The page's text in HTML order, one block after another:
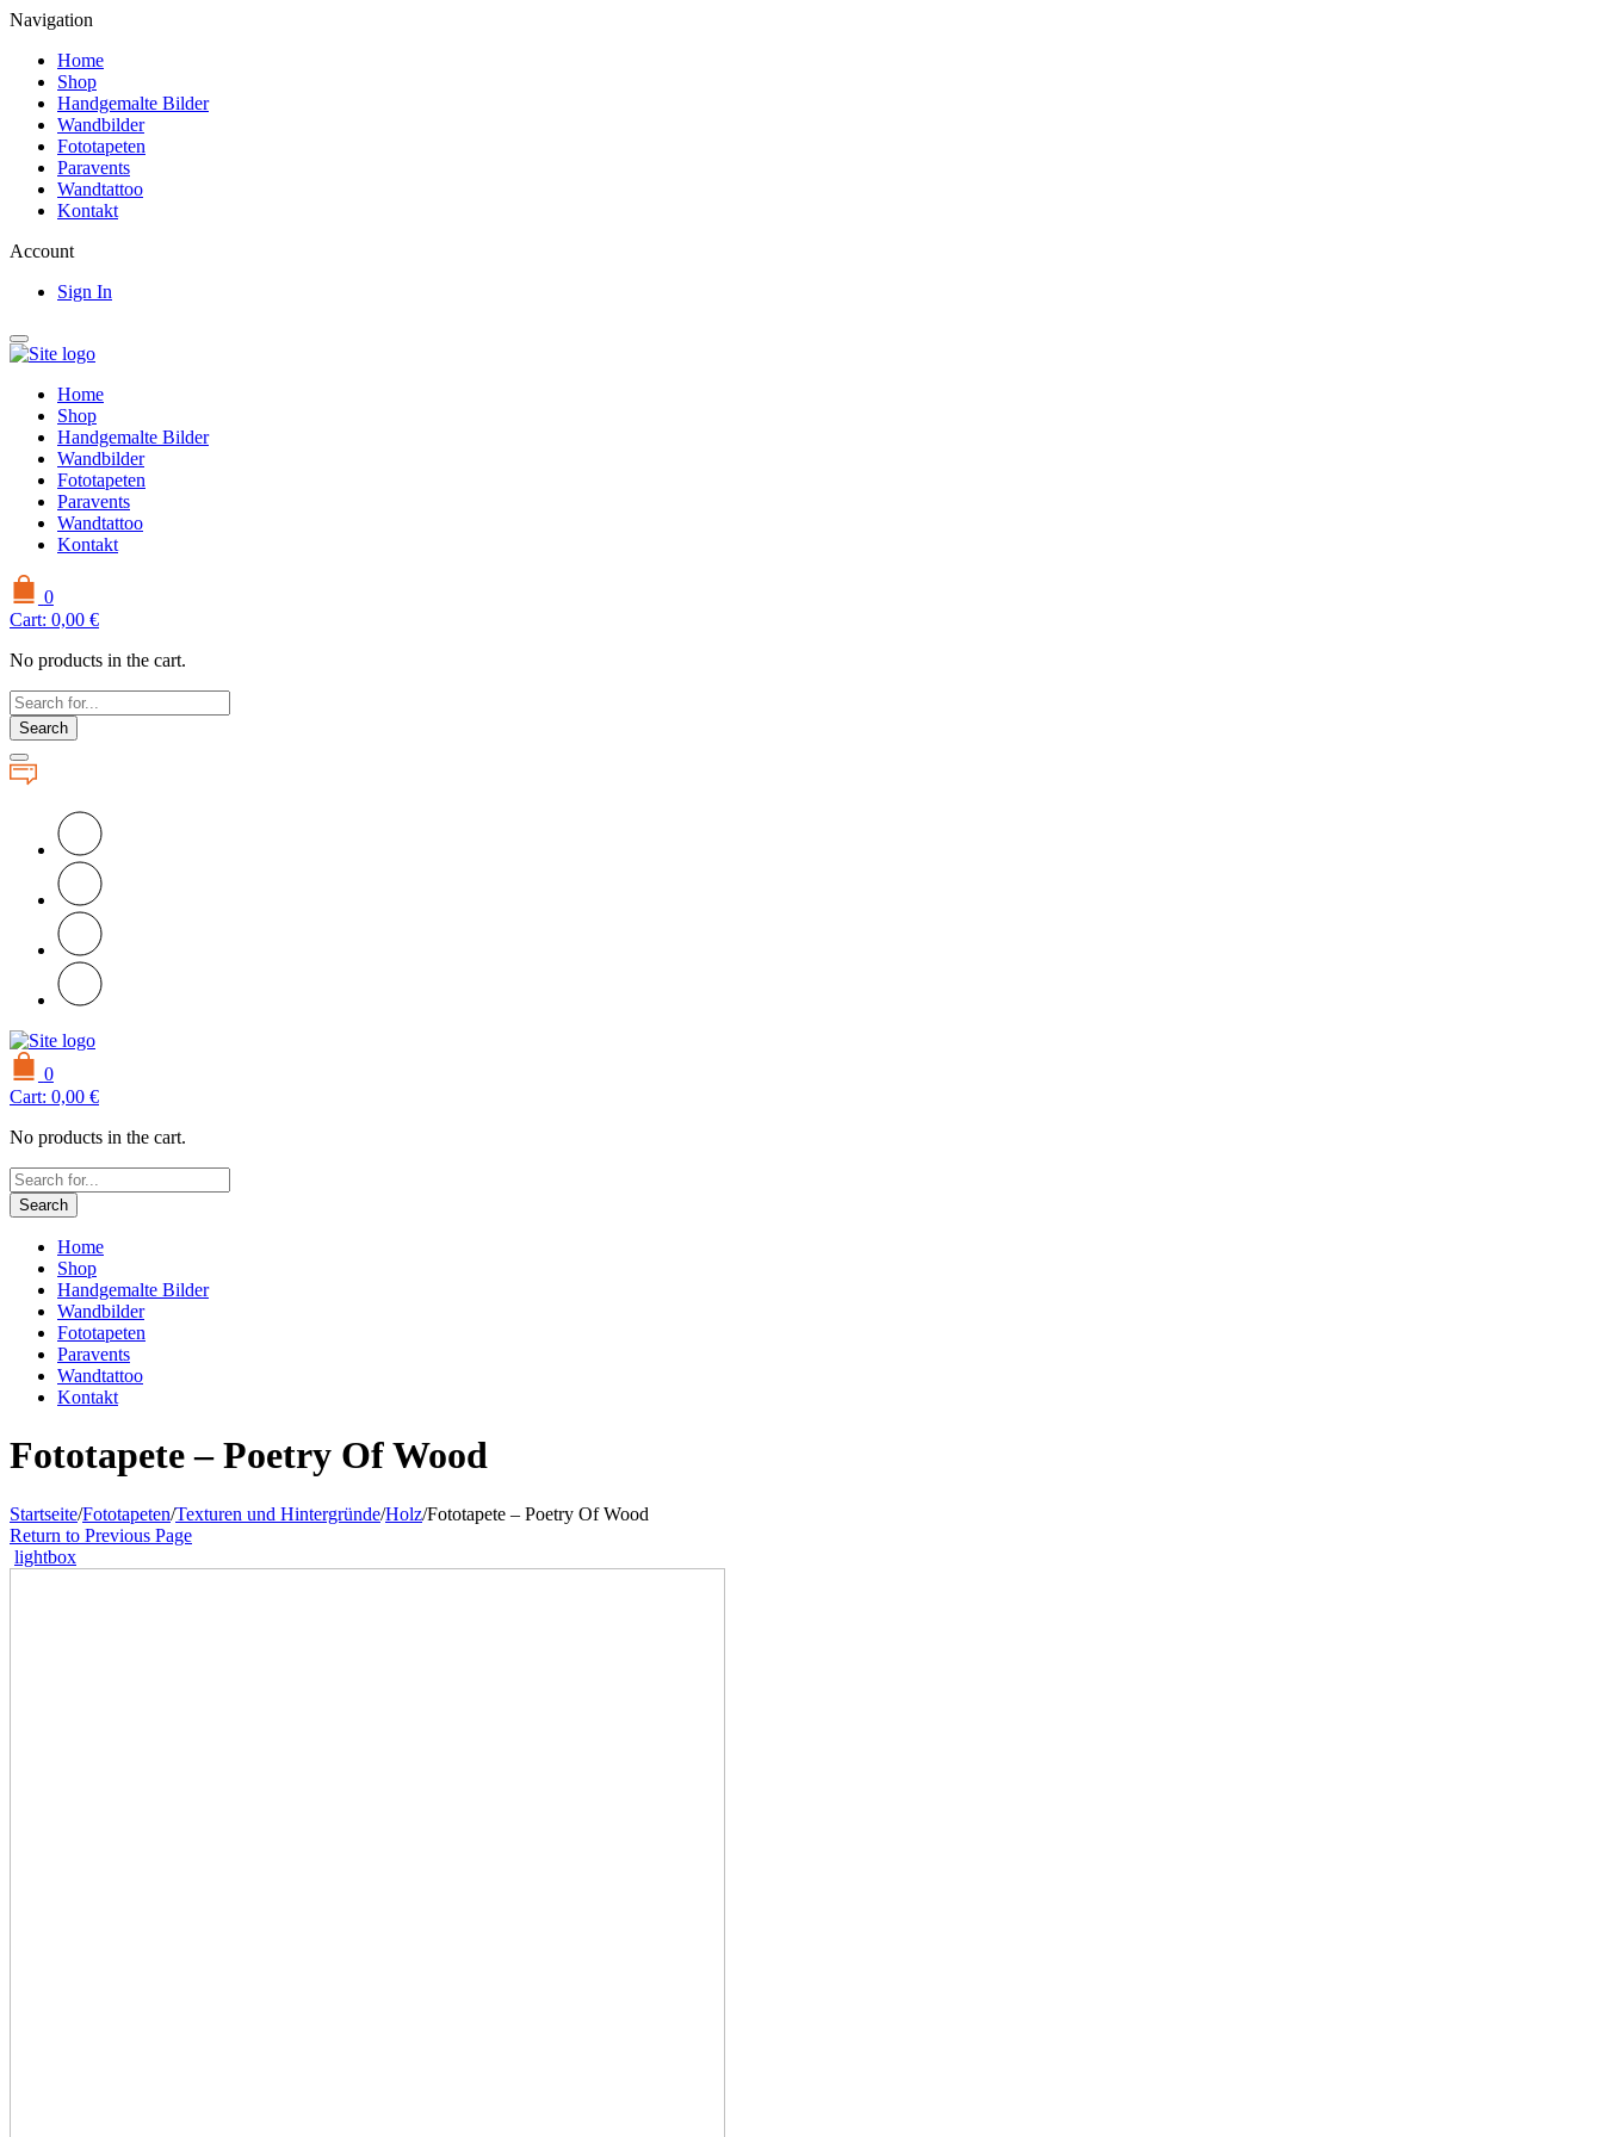
Navigation
Home
Shop
Handgemalte Bilder
Wandbilder
Fototapeten
Paravents
Wandtattoo
Kontakt
Account
Sign In
Home
Shop
Handgemalte Bilder
Wandbilder
Fototapeten
Paravents
Wandtattoo
Kontakt
0
Cart: 0,00 €
No products in the cart.
Search
0
Cart: 0,00 €
No products in the cart.
Search
Home
Shop
Handgemalte Bilder
Wandbilder
Fototapeten
Paravents
Wandtattoo
Kontakt
Fototapete – Poetry Of Wood
Startseite/Fototapeten/Texturen und Hintergründe/Holz/Fototapete – Poetry Of Wood
Return to Previous Page
lightbox